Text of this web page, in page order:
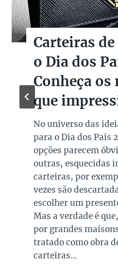
Christie’s
Figurinos de
veste Prada
A Christie’s
de um leilão
usadas no set de O
2. Entre 1º e 15 de
colecionadores e fãs
lances em figurinos
passaram pelas
Streep, Anne
e Stanley Tucci,
pública…